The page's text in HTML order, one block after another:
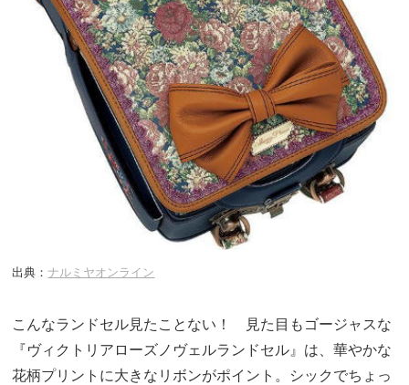
出典：ナルミヤオンライン
こんなランドセル見たことない！ 見た目もゴージャスな
『ヴィクトリアローズノヴェルランドセル』は、華やかな
花柄プリントに大きなリボンがポイント。シックでちょっ